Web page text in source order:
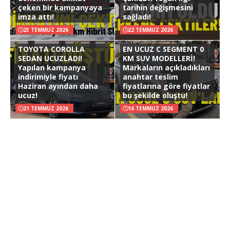
çeken bir kampanyaya
imza attı!
23 TEMMUZ 2026
tarihin değişmesini
sağladı!
22 TEMMUZ 2026
TOYOTA COROLLA
SEDAN UCUZLADI!
Yapılan kampanya
indirimiyle fiyatı
Haziran ayından daha
ucuz!
21 TEMMUZ 2026
EN UCUZ C SEGMENT 0
KM SUV MODELLERİ!
Markaların açıkladıkları
anahtar teslim
fiyatlarına göre fiyatlar
bu şekilde oluştu!
16 TEMMUZ 2026